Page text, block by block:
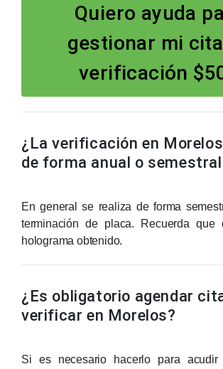
Quiero ayuda
gestionar mi
verificación
¿La verificación en
de forma anual o
En general se realiza de forma
terminación de placa. Recuerda que
holograma obtenido.
¿Es obligatorio agendar
verificar en Morelos?
Si es necesario hacerlo para